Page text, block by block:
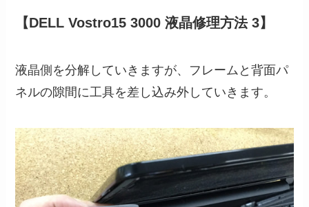
【DELL Vostro15 3000 液晶修理方法 3】
液晶側を分解していきますが、フレームと背面パ
ネルの隙間に工具を差し込み外していきます。